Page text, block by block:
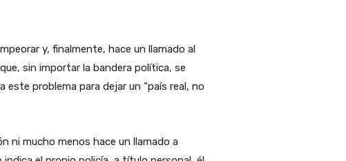
y, finalmente, hace un llamado al
sin importar la bandera política, se
este problema para dejar un “país real, no
ni mucho menos hace un llamado a